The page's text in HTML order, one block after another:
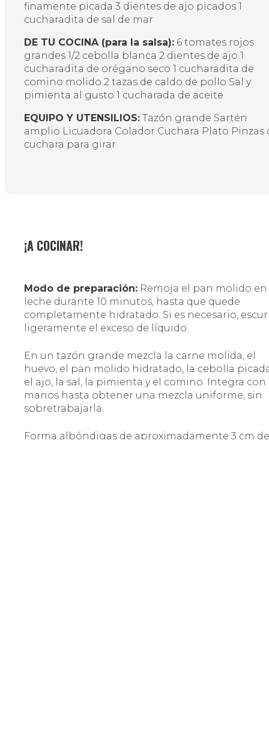
finamente picada 3 dientes de ajo picados 1
cucharadita de sal de mar
DE TU COCINA (para la salsa): 6 tomates rojos
grandes 1/2 cebolla blanca 2 dientes de ajo 1
cucharadita de orégano seco 1 cucharadita de
comino molido 2 tazas de caldo de pollo Sal y
pimienta al gusto 1 cucharada de aceite
EQUIPO Y UTENSILIOS: Tazón grande Sartén
amplio Licuadora Colador Cuchara Plato Pinzas
cuchara para girar
¡A COCINAR!
Modo de preparación: Remoja el pan molido en
leche durante 10 minutos, hasta que quede
completamente hidratado. Si es necesario,
ligeramente el exceso de líquido.
En un tazón grande mezcla la carne molida, el
huevo, el pan molido hidratado, la cebolla
el ajo, la sal, la pimienta y el comino. Integra con
manos hasta obtener una mezcla uniforme, sin
sobretrabajarla.
Forma albóndigas de aproximadamente 3 cm de